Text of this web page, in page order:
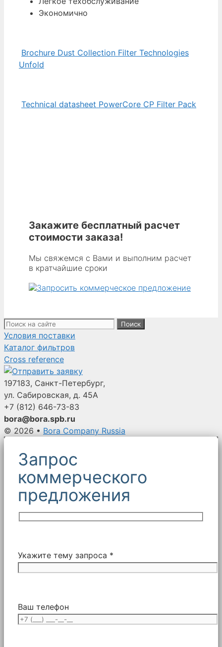
135
(36.26-
inch
length
inch
Экономично
Brochure Dust Collection Filter Technologies
Unfold
Technical datasheet PowerCore CP Filter Pack
Закажите бесплатный расчет
стоимости заказа!
Мы свяжемся с Вами и выполним расчет
в кратчайшие сроки
Поиск:
Условия поставки
Каталог фильтров
Cross reference
197183, Санкт-Петербург,
ул. Сабировская, д. 45А
+7 (812) 646-73-83
bora@bora.spb.ru
© 2026 • Bora Company Russia
Запрос
коммерческого
предложения
Укажите тему запроса *
Ваш телефон